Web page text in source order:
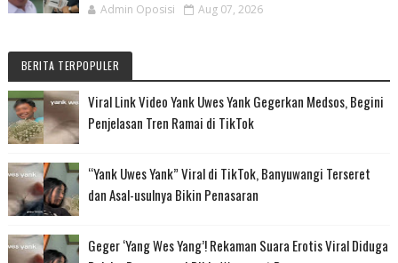
Admin Oposisi Aug 07, 2026
BERITA TERPOPULER
Viral Link Video Yank Uwes Yank Gegerkan Medsos, Begini
Penjelasan Tren Ramai di TikTok
“Yank Uwes Yank” Viral di TikTok, Banyuwangi Terseret
dan Asal-usulnya Bikin Penasaran
Geger ‘Yang Wes Yang’! Rekaman Suara Erotis Viral Diduga